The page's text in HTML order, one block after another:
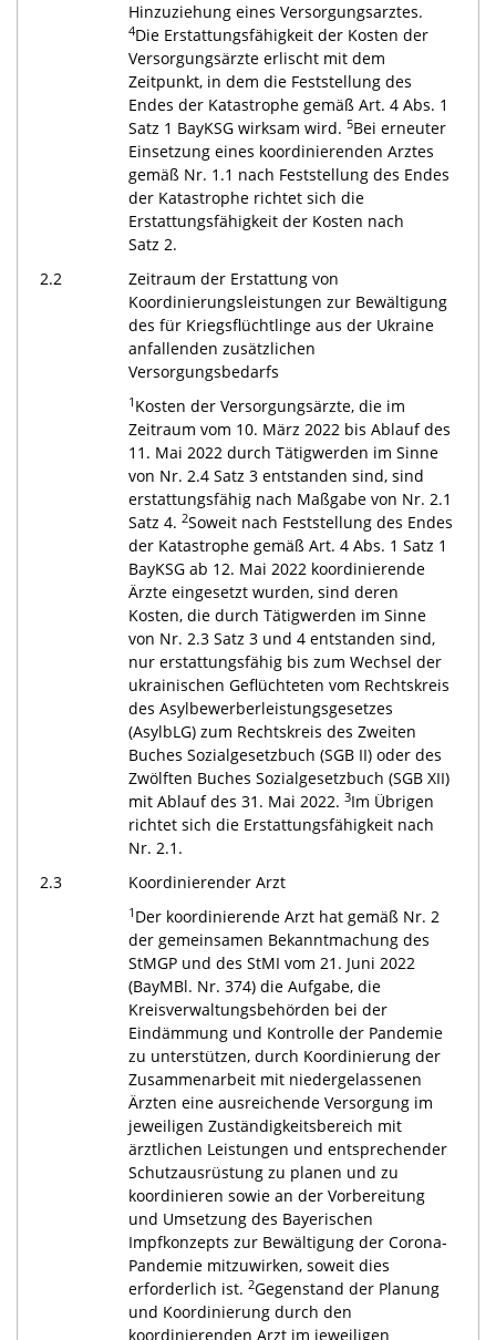
Hinzuziehung eines Versorgungsarztes.
4Die Erstattungsfähigkeit der Kosten der
Versorgungsärzte erlischt mit dem
Zeitpunkt, in dem die Feststellung des
Endes der Katastrophe gemäß Art. 4 Abs. 1
Satz 1 BayKSG wirksam wird. 5Bei erneuter
Einsetzung eines koordinierenden Arztes
gemäß Nr. 1.1 nach Feststellung des Endes
der Katastrophe richtet sich die
Erstattungsfähigkeit der Kosten nach
Satz 2.
2.2
Zeitraum der Erstattung von
Koordinierungsleistungen zur Bewältigung
des für Kriegsflüchtlinge aus der Ukraine
anfallenden zusätzlichen
Versorgungsbedarfs
1 Kosten der Versorgungsärzte, die im
Zeitraum vom 10. März 2022 bis Ablauf des
11. Mai 2022 durch Tätigwerden im Sinne
von Nr. 2.4 Satz 3 entstanden sind, sind
erstattungsfähig nach Maßgabe von Nr. 2.1
Satz 4. 2Soweit nach Feststellung des Endes
der Katastrophe gemäß Art. 4 Abs. 1 Satz 1
BayKSG ab 12. Mai 2022 koordinierende
Ärzte eingesetzt wurden, sind deren
Kosten, die durch Tätigwerden im Sinne
von Nr. 2.3 Satz 3 und 4 entstanden sind,
nur erstattungsfähig bis zum Wechsel der
ukrainischen Geflüchteten vom Rechtskreis
des Asylbewerberleistungsgesetzes
(AsylbLG) zum Rechtskreis des Zweiten
Buches Sozialgesetzbuch (SGB II) oder des
Zwölften Buches Sozialgesetzbuch (SGB XII)
mit Ablauf des 31. Mai 2022. 3Im Übrigen
richtet sich die Erstattungsfähigkeit nach
Nr. 2.1.
2.3
Koordinierender Arzt
1 Der koordinierende Arzt hat gemäß Nr. 2
der gemeinsamen Bekanntmachung des
StMGP und des StMI vom 21. Juni 2022
(BayMBl. Nr. 374) die Aufgabe, die
Kreisverwaltungsbehörden bei der
Eindämmung und Kontrolle der Pandemie
zu unterstützen, durch Koordinierung der
Zusammenarbeit mit niedergelassenen
Ärzten eine ausreichende Versorgung im
jeweiligen Zuständigkeitsbereich mit
ärztlichen Leistungen und entsprechender
Schutzausrüstung zu planen und zu
koordinieren sowie an der Vorbereitung
und Umsetzung des Bayerischen
Impfkonzepts zur Bewältigung der Corona-
Pandemie mitzuwirken, soweit dies
erforderlich ist. 2Gegenstand der Planung
und Koordinierung durch den
koordinierenden Arzt im jeweiligen